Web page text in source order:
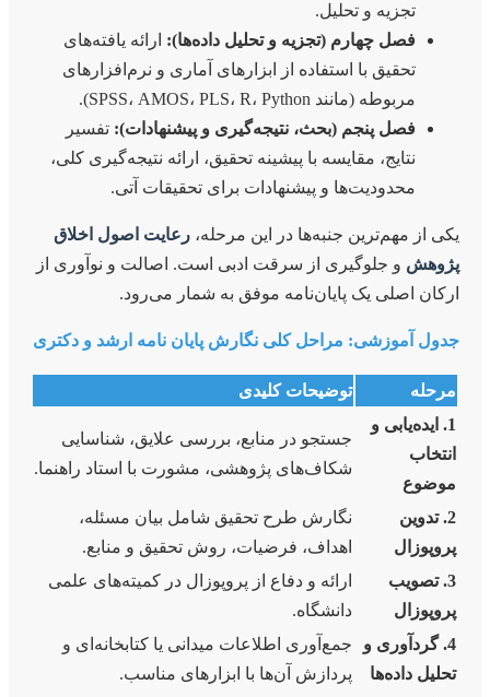
تجزیه و تحلیل.
فصل چهارم (تجزیه و تحلیل داده‌ها): ارائه یافته‌های
تحقیق با استفاده از ابزارهای آماری و نرم‌افزارهای
مربوطه (مانند SPSS، AMOS، PLS، R، Python).
فصل پنجم (بحث، نتیجه‌گیری و پیشنهادات): تفسیر
نتایج، مقایسه با پیشینه تحقیق، ارائه نتیجه‌گیری کلی،
محدودیت‌ها و پیشنهادات برای تحقیقات آتی.
یکی از مهم‌ترین جنبه‌ها در این مرحله، رعایت اصول اخلاق
پژوهش و جلوگیری از سرقت ادبی است. اصالت و نوآوری از
ارکان اصلی یک پایان‌نامه موفق به شمار می‌رود.
جدول آموزشی: مراحل کلی نگارش پایان نامه ارشد و دکتری
مرحله
توضیحات کلیدی
1. ایده‌یابی و
انتخاب
موضوع
جستجو در منابع، بررسی علایق، شناسایی
شکاف‌های پژوهشی، مشورت با استاد راهنما.
2. تدوین
پروپوزال
نگارش طرح تحقیق شامل بیان مسئله،
اهداف، فرضیات، روش تحقیق و منابع.
3. تصویب
پروپوزال
ارائه و دفاع از پروپوزال در کمیته‌های علمی
دانشگاه.
4. گردآوری و
تحلیل داده‌ها
جمع‌آوری اطلاعات میدانی یا کتابخانه‌ای و
پردازش آن‌ها با ابزارهای مناسب.